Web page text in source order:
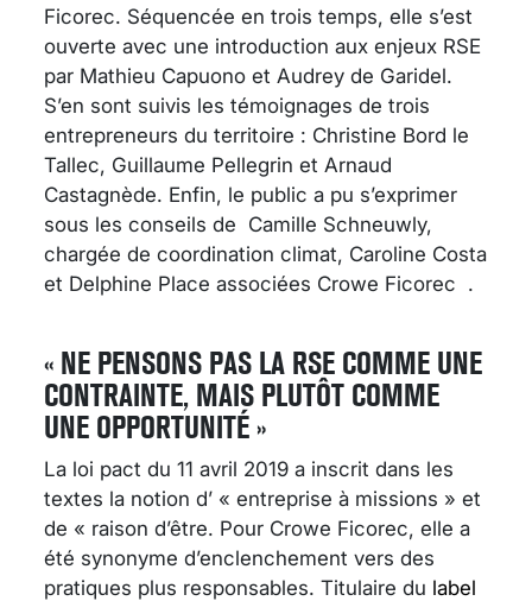
Ficorec. Séquencée en trois temps, elle s’est
ouverte avec une introduction aux enjeux RSE
par Mathieu Capuono et Audrey de Garidel.
S’en sont suivis les témoignages de trois
entrepreneurs du territoire : Christine Bord le
Tallec, Guillaume Pellegrin et Arnaud
Castagnède. Enfin, le public a pu s’exprimer
sous les conseils de Camille Schneuwly,
chargée de coordination climat, Caroline Costa
et Delphine Place associées Crowe Ficorec .
« NE PENSONS PAS LA RSE COMME UNE
CONTRAINTE, MAIS PLUTÔT COMME
UNE OPPORTUNITÉ »
La loi pact du 11 avril 2019 a inscrit dans les
textes la notion d’ « entreprise à missions » et
de « raison d’être. Pour Crowe Ficorec, elle a
été synonyme d’enclenchement vers des
pratiques plus responsables. Titulaire du label